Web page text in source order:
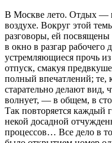
В Москве лето. Отдых —
воздухе. Вокруг этой
разговоры, ей посвящены
в окно в разгар рабочего
устремляющиеся прочь
отпуск, смакуя
полный впечатлений; те,
старательно делают вид,
волнует, — в общем, в
Так повторяется каждый
некой досадной
процессов… Все дело в